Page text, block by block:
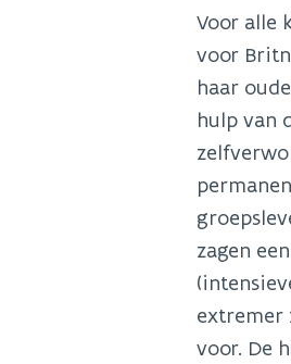
Voor alle
voor
haar
hulp van
zagen
extremer
voor. De